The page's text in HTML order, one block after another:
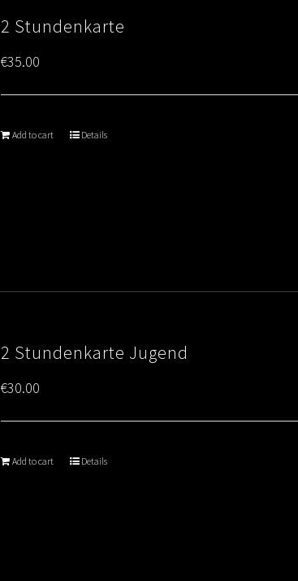
2 Stundenkarte
€35.00
Add to cart Details
2 Stundenkarte Jugend
€30.00
Add to cart Details